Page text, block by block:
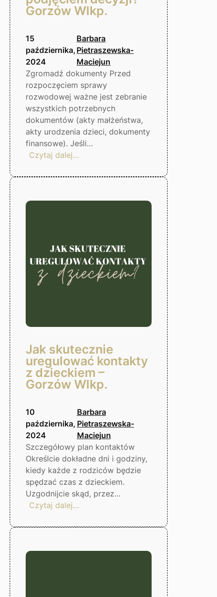
Gorzów Wlkp.
15
października,
2024
Barbara
Pietraszewska-
Maciejun
Zgromadź dokumenty Przed
rozpoczęciem sprawy
rozwodowej ważne jest zebranie
wszystkich potrzebnych
dokumentów (akty małżeństwa,
akty urodzenia dzieci, dokumenty
finansowe). Jeśli…
Czytaj dalej…
Co
wiedzieć
Gorzów
Wlkp.
Jak skutecznie
uregulować kontakty
z dzieckiem –
Gorzów Wlkp.
10
października,
2024
Barbara
Pietraszewska-
Maciejun
Szczegółowy plan kontaktów
Określcie dokładne dni i godziny,
kiedy każde z rodziców będzie
spędzać czas z dzieckiem.
Uzgodnijcie skąd, przez…
Czytaj dalej…
skutecznie
kontakty